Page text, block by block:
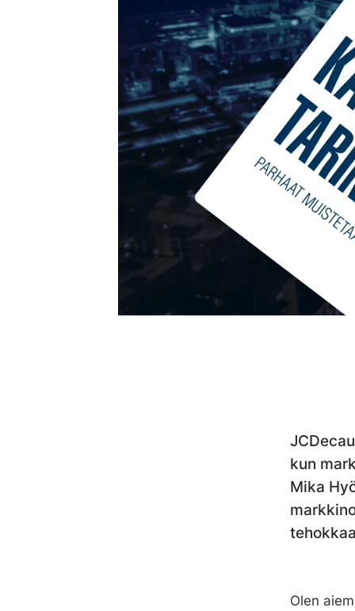
kun
Mika
Olen